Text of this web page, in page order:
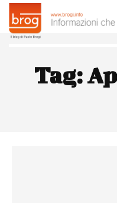
Tag: